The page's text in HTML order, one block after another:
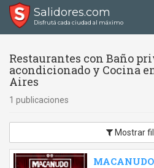
Salidores.com
Disfrutá cada ciudad al máximo
Restaurantes con Baño
acondicionado y Cocina
Aires
1 publicaciones
Mostrar